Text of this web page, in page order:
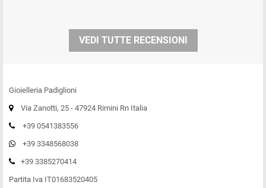
VEDI TUTTE RECENSIONI
Gioielleria Padiglioni
Via Zanotti, 25 - 47924 Rimini Rn Italia
+39 0541383556
+39 3348568038
+39 3385270414
Partita Iva IT01683520405